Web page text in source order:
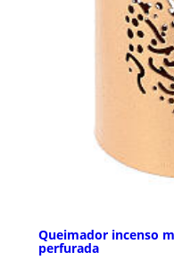
Queimador incenso
perfurada